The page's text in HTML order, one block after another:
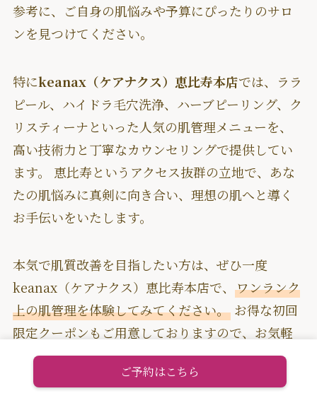
参考に、ご自身の肌悩みや予算にぴったりのサロ
ンを見つけてください。
特にkeanax（ケアナクス）恵比寿本店では、ララ
ピール、ハイドラ毛穴洗浄、ハーブピーリング、ク
リスティーナといった人気の肌管理メニューを、
高い技術力と丁寧なカウンセリングで提供してい
ます。 恵比寿というアクセス抜群の立地で、あな
たの肌悩みに真剣に向き合い、理想の肌へと導く
お手伝いをいたします。
本気で肌質改善を目指したい方は、ぜひ一度
keanax（ケアナクス）恵比寿本店で、 ワンランク
上の肌管理を体験してみてください。お得な初回
限定クーポンもご用意しておりますので、お気軽
にご予約・お問い合わせください。あなたの「賢
く美肌」をkeanaxが全力でサポートいたします！
ご予約はこちら